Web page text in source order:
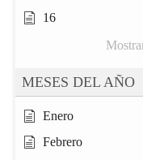
16
MESES DEL AÑO
Enero
Febrero